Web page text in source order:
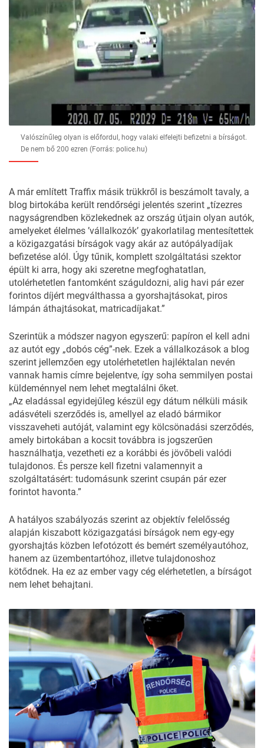
Valószínűleg olyan is előfordul, hogy valaki elfelejti befizetni a bírságot.
De nem bő 200 ezren (Forrás: police.hu)
A már említett Traffix másik trükkről is beszámolt tavaly, a
blog birtokába került rendőrségi jelentés szerint „tízezres
nagyságrendben közlekednek az ország útjain olyan autók,
amelyeket élelmes ’vállalkozók’ gyakorlatilag mentesítettek
a közigazgatási bírságok vagy akár az autópályadíjak
befizetése alól. Úgy tűnik, komplett szolgáltatási szektor
épült ki arra, hogy aki szeretne megfoghatatlan,
utolérhetetlen fantomként száguldozni, alig havi pár ezer
forintos díjért megválthassa a gyorshajtásokat, piros
lámpán áthajtásokat, matricadíjakat.”
Szerintük a módszer nagyon egyszerű: papíron el kell adni
az autót egy „dobós cég”-nek. Ezek a vállalkozások a blog
szerint jellemzően egy utolérhetetlen hajléktalan nevén
vannak hamis címre bejelentve, így soha semmilyen postai
küldeménnyel nem lehet megtalálni őket.
„Az eladással egyidejűleg készül egy dátum nélküli másik
adásvételi szerződés is, amellyel az eladó bármikor
visszaveheti autóját, valamint egy kölcsönadási szerződés,
amely birtokában a kocsit továbbra is jogszerűen
használhatja, vezetheti ez a korábbi és jövőbeli valódi
tulajdonos. És persze kell fizetni valamennyit a
szolgáltatásért: tudomásunk szerint csupán pár ezer
forintot havonta.”
A hatályos szabályozás szerint az objektív felelősség
alapján kiszabott közigazgatási bírságok nem egy-egy
gyorshajtás közben lefotózott és bemért személyautóhoz,
hanem az üzembentartóhoz, illetve tulajdonoshoz
kötődnek. Ha ez az ember vagy cég elérhetetlen, a bírságot
nem lehet behajtani.